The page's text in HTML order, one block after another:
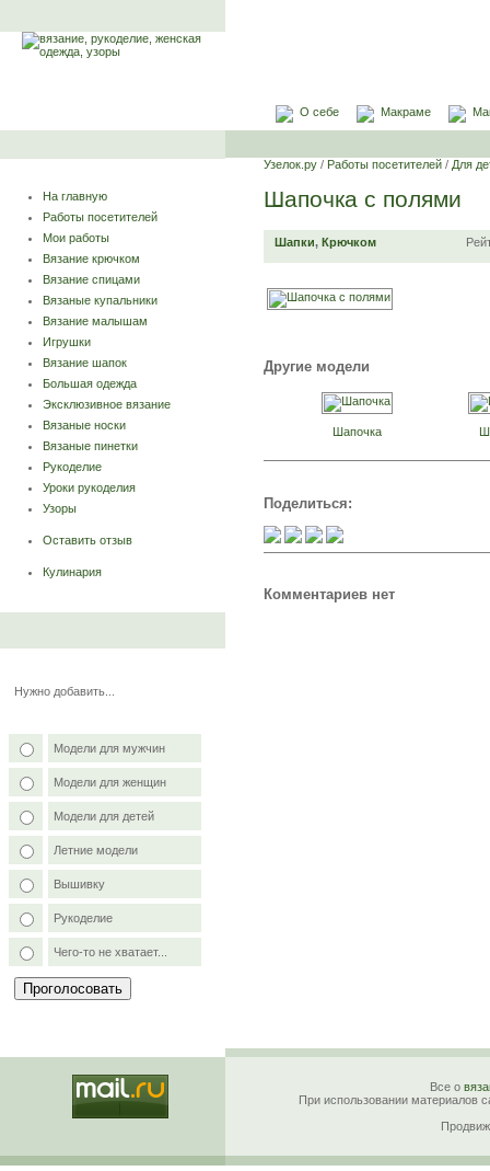
О себе Макраме
На главную
Работы посетителей
Мои работы
Вязание крючком
Вязание спицами
Вязаные купальники
Вязание малышам
Игрушки
Вязание шапок
Большая одежда
Эксклюзивное вязание
Вязаные носки
Вязаные пинетки
Рукоделие
Уроки рукоделия
Узоры
Оставить отзыв
Кулинария
Нужно добавить...
Модели для мужчин
Модели для женщин
Модели для детей
Летние модели
Вышивку
Рукоделие
Чего-то не хватает...
Узелок.ру / Работы посетителей / Для
Шапочка с полями
Шапки, Крючком
Другие модели
Шапочка
Поделиться:
Комментариев нет
Все о
При использовании материалов